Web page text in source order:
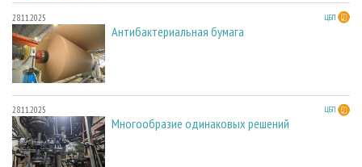
28.11.2025 ЦБП
Антибактериальная бумага
28.11.2025 ЦБП
Многообразие одинаковых решений